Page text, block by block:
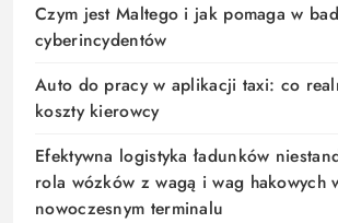
Czym jest Maltego i jak pomaga w
cyberincydentów
Auto do pracy w aplikacji taxi: co
koszty kierowcy
Efektywna logistyka ładunków
rola wózków z wagą i wag hakowych
nowoczesnym terminalu